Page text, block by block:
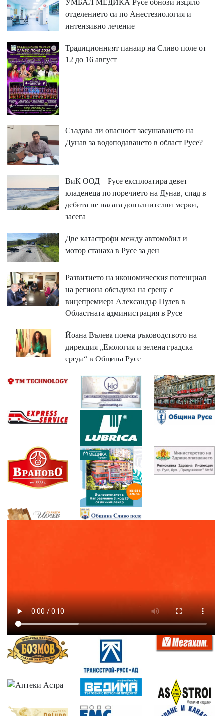
УМБАЛ МЕДИКА Русе обнови изцяло
отделението си по Анестезиология и
интензивно лечение
Традиционният панаир на Сливо поле от
12 до 16 август
Създава ли опасност засушаването на
Дунав за водоподаването в област Русе?
ВиК ООД – Русе експлоатира девет
кладенеца по поречието на Дунав, спад в
дебита не налага допълнителни мерки,
засега
Две катастрофи между автомобил и
мотор станаха в Русе за ден
Развитието на икономическия потенциал
на региона обсъдиха на среща с
вицепремиера Александър Пулев в
Областната администрация в Русе
Йоана Вълева поема ръководството на
дирекция „Екология и зелена градска
среда“ в Община Русе